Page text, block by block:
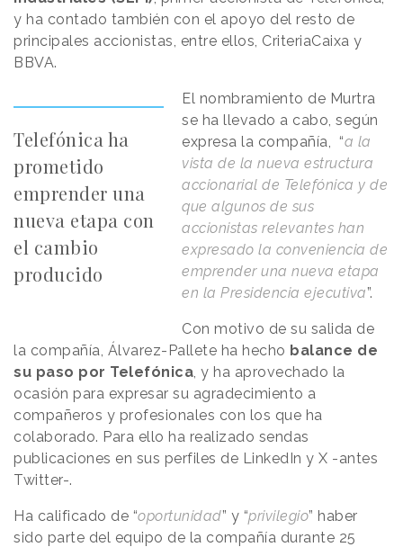
y ha contado también con el apoyo del resto de
principales accionistas, entre ellos, CriteriaCaixa y
BBVA.
Telefónica ha
prometido
emprender una
nueva etapa con
el cambio
producido
El nombramiento de Murtra
se ha llevado a cabo, según
expresa la compañía, “a la
vista de la nueva estructura
accionarial de Telefónica y de
que algunos de sus
accionistas relevantes han
expresado la conveniencia de
emprender una nueva etapa
en la Presidencia ejecutiva”.
Con motivo de su salida de
la compañía, Álvarez-Pallete ha hecho balance de
su paso por Telefónica , y ha aprovechado la
ocasión para expresar su agradecimiento a
compañeros y profesionales con los que ha
colaborado. Para ello ha realizado sendas
publicaciones en sus perfiles de LinkedIn y X -antes
Twitter-.
Ha calificado de “oportunidad” y “privilegio” haber
sido parte del equipo de la compañía durante 25